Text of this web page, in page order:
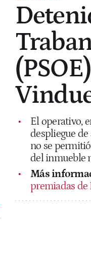
El operativo,
despliegue
no se
del inmueble
Más
premiadas de